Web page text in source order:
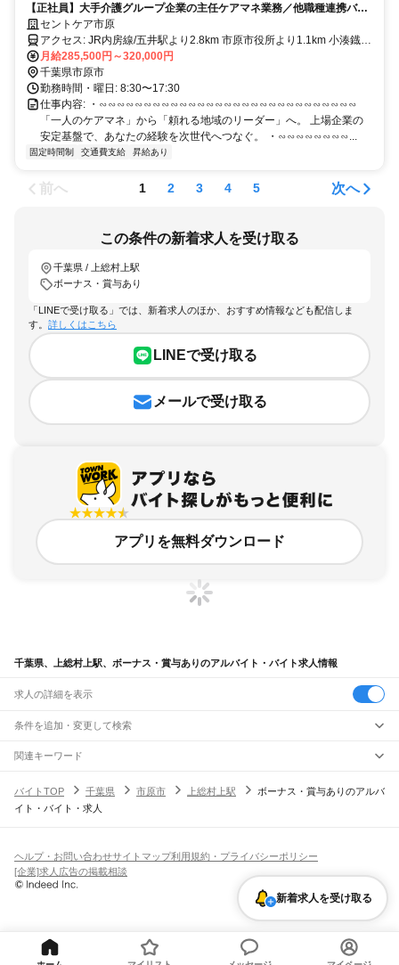
【正社員】大手介護グループ企業の主任ケアマネ業務／他職種連携バツ
グン！スキルアップ
セントケア市原
アクセス: JR内房線/五井駅より2.8km 市原市役所より1.1km 小湊鐡道
バス国分寺入口より徒歩5分 ＜マイカー通勤可／駐車場完備＞
月給285,500円～320,000円
千葉県市原市
勤務時間・曜日: 8:30〜17:30
仕事内容: ・∽∽∽∽∽∽∽∽∽∽∽∽∽∽∽∽∽∽∽∽∽∽∽∽∽∽∽∽∽
「一人のケアマネ」から「頼れる地域のリーダー」へ。 上場企業の
安定基盤で、あなたの経験を次世代へつなぐ。 ・∽∽∽∽∽∽∽∽...
固定時間制 交通費支給 昇給あり
前へ 1 2 3 4 5 次へ
この条件の新着求人を受け取る
千葉県 / 上総村上駅
ボーナス・賞与あり
「LINEで受け取る」では、新着求人のほか、おすすめ情報なども配信しま
す。 詳しくはこちら
LINEで受け取る
メールで受け取る
アプリを無料ダウンロード
千葉県、上総村上駅、ボーナス・賞与ありのアルバイト・バイト求人情報
求人の詳細を表示
条件を追加・変更して検索
市区町村を追加・変更
千葉県すべて
千葉市 すべて
旭市習志野市柏市勝浦市市原市流山市八千代市我孫子市鴨川市鎌ケ谷市
君津市富津市浦安市 印西市白井市富里市南房総市
匝瑳市香取市 印旛郡 香取郡山武郡 長生郡夷隅郡
駅を追加・変更
JR中央・総武線
市川駅本八幡駅下総中山駅 津田沼駅幕張本郷駅幕張駅
新検見川駅
南酒々井駅
日向駅 横芝駅飯倉駅 干潟駅
飯岡駅倉橋駅 松岸駅銚子駅
職種を追加・変更
飲食・フードサービスすべて
ホールスタッフキッチンスタッフ
パン屋（ベーカリー）
バー（BAR）・バーテンダー
飲食店（店長・マネージャー）
営業テレフォンアポインター（テレアポ） ルートセールス
フードカウンター販売員
アパレル
家電量販店・携帯販売（携帯ショップ）
人気
日払いOK高校生歓迎 髪型・髪色自由
留学生・外国人活躍中
シフト
土日祝のみOK
平日のみOK 週1日からOK 週2・3日からOK 週4日以上OK
雇用形態を追加・変更
派遣社員
業務委託
関連キーワード
バイトTOP
千葉県 市原市 上総村上駅
ボーナス・賞与ありのアルバ
イト・バイト・求人
新着求人を受け取る
ヘルプ・お問い合わせサイトマップ利用規約・プライバシーポリシー
[企業]求人広告の掲載相談